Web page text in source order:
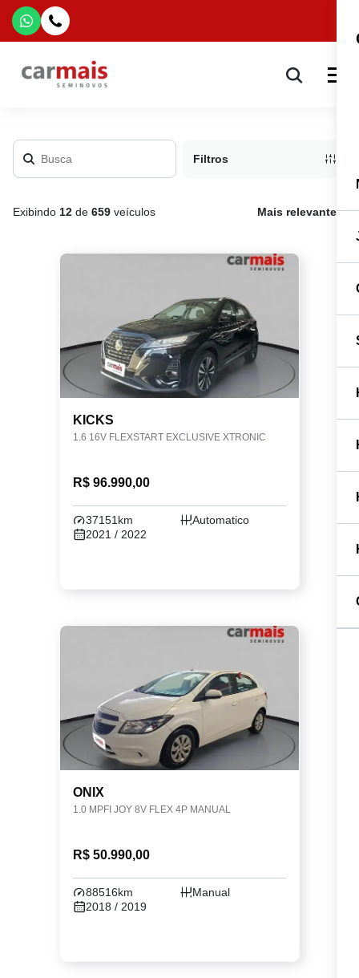
Filtros
Exibindo 12 de 659 veículos Mais relevante
KICKS
1.6 16V FLEXSTART EXCLUSIVE XTRONIC
R$ 96.990,00
37151km
Automatico
2021 / 2022
ONIX
1.0 MPFI JOY 8V FLEX 4P MANUAL
R$ 50.990,00
88516km
Manual
2018 / 2019